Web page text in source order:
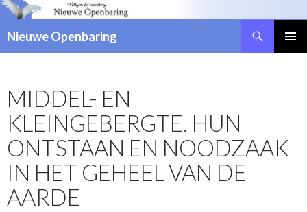
Nieuwe Openbaring
SPRINGEN
MIDDEL- EN
KLEINGEBERGTE. HUN
ONTSTAAN EN NOODZAAK
IN HET GEHEEL VAN DE
AARDE